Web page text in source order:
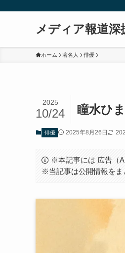
メディア報道深
ホーム 著名人 俳優
瞳水ひ
2025
10/24
俳優 2025年8月26日
※本記事には 広告（
※当記事は公開情報をま